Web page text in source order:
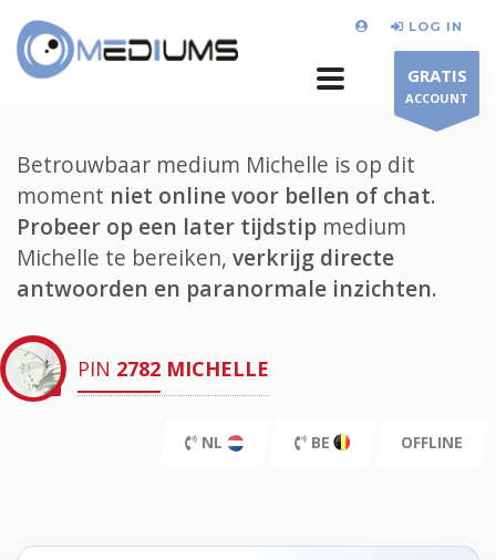
LOG IN
GRATIS
ACCOUNT
Betrouwbaar medium Michelle is op dit
moment niet online voor bellen of chat.
Probeer op een later tijdstip medium
Michelle te bereiken, verkrijg directe
antwoorden en paranormale inzichten.
PIN 2782 MICHELLE
NL BE OFFLINE